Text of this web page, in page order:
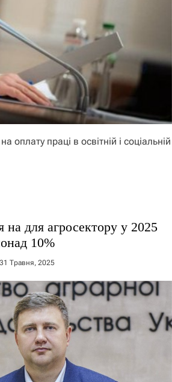
праці в освітній і соціальній
для агросектору у 2025
10%
31 Травня, 2025